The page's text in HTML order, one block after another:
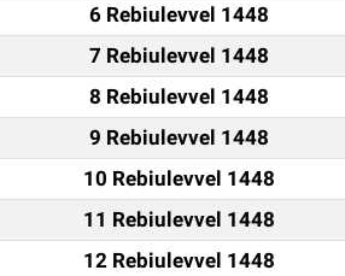
6 Rebiulevvel 1448
7 Rebiulevvel 1448
8 Rebiulevvel 1448
9 Rebiulevvel 1448
10 Rebiulevvel 1448
11 Rebiulevvel 1448
12 Rebiulevvel 1448